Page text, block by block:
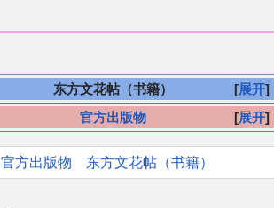
展开
东方文花帖（书籍）
展开
官方出版物
官方出版物 东方文花帖（书籍）